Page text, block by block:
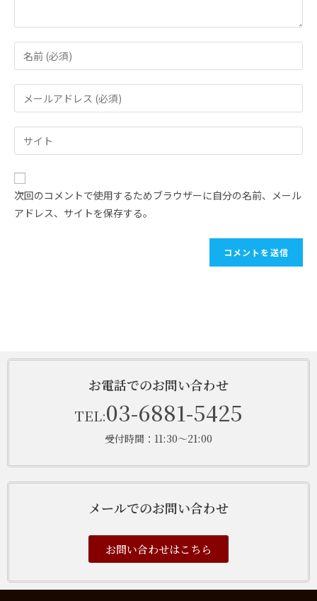
次回のコメントで使用するためブラウザーに自分の名前、メール
アドレス、サイトを保存する。
お電話でのお問い合わせ
TEL:03-6881-5425
受付時間：11:30～21:00
メールでのお問い合わせ
お問い合わせはこちら